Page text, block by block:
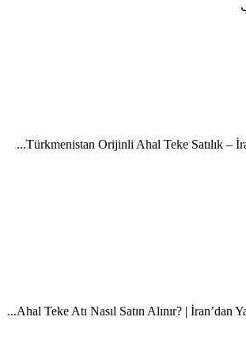
Türkmenistan Orijinli Ahal Teke Satılık –